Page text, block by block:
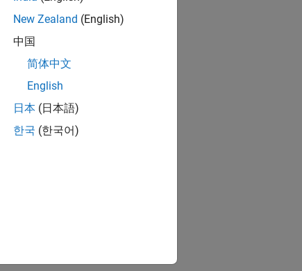
formatos
discretos y no numéricos
tipos de datos.
New Zealand (English)
中国
简体中文
English
日本 (日本語)
한국 (한국어)